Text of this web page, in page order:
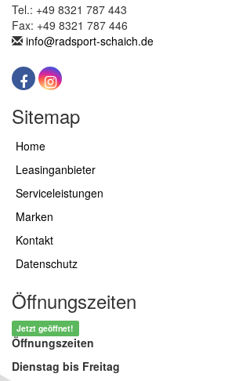
Tel.: +49 8321 787 443
Fax: +49 8321 787 446
info@radsport-schaich.de
Sitemap
Home
Leasinganbieter
Serviceleistungen
Marken
Kontakt
Datenschutz
Öffnungszeiten
Jetzt geöffnet!
Öffnungszeiten
Dienstag bis Freitag